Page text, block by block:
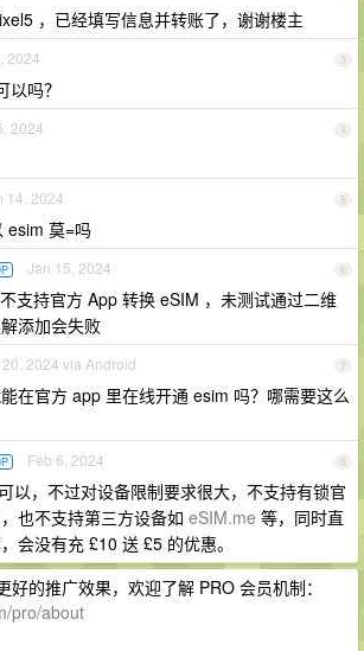
，已经填写信息并转账了，谢谢楼主
3
2024
吗？
4
2024
5
14, 2024
esim 莫=吗
6
Jan 15, 2024
支持官方 App 转换 eSIM ，未测试通过二维
添加会失败
7
2024 via Android
在官方 app 里在线开通 esim 吗？哪需要这么
8
Feb 6, 2024
以，不过对设备限制要求很大，不支持有锁官
也不支持第三方设备如 eSIM.me 等，同时直
会没有充 £10 送 £5 的优惠。
好的推广效果，欢迎了解 PRO 会员机制：
pro/about